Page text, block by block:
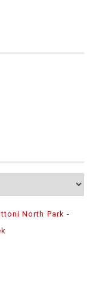
North Park -